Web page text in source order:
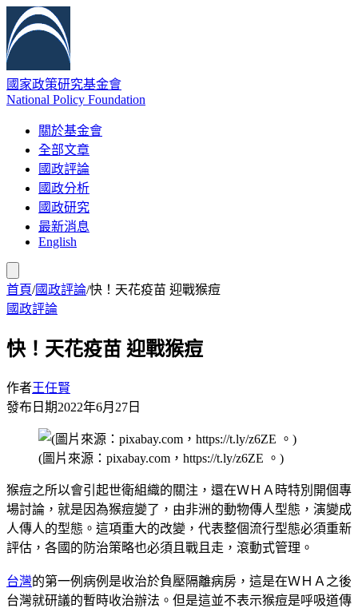
國家政策研究基金會
National Policy Foundation
關於基金會
全部文章
國政評論
國政分析
國政研究
最新消息
English
首頁/國政評論/快！天花疫苗 迎戰猴痘
國政評論
快！天花疫苗 迎戰猴痘
作者王任賢
發布日期2022年6月27日
(圖片來源：pixabay.com，https://t.ly/z6ZE 。)
猴痘之所以會引起世衛組織的關注，還在ＷＨＡ時特別開個專
場討論，就是因為猴痘變了，由非洲的動物傳人型態，演變成
人傳人的型態。這項重大的改變，代表整個流行型態必須重新
評估，各國的防治策略也必須且戰且走，滾動式管理。
台灣的第一例病例是收治於負壓隔離病房，這是在ＷＨＡ之後
台灣就研議的暫時收治辦法。但是這並不表示猴痘是呼吸道傳